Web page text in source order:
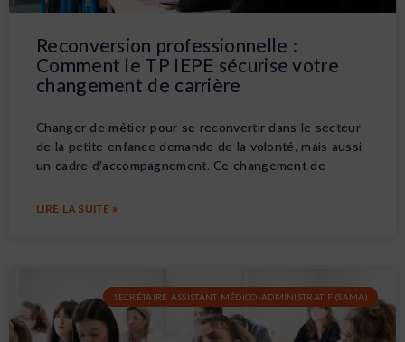
Reconversion professionnelle :
Comment le TP IEPE sécurise votre
changement de carrière
Changer de métier pour se reconvertir dans le secteur
de la petite enfance demande de la volonté, mais aussi
un cadre d’accompagnement. Ce changement de
LIRE LA SUITE »
SECRÉTAIRE ASSISTANT MÉDICO-ADMINISTRATIF (SAMA)